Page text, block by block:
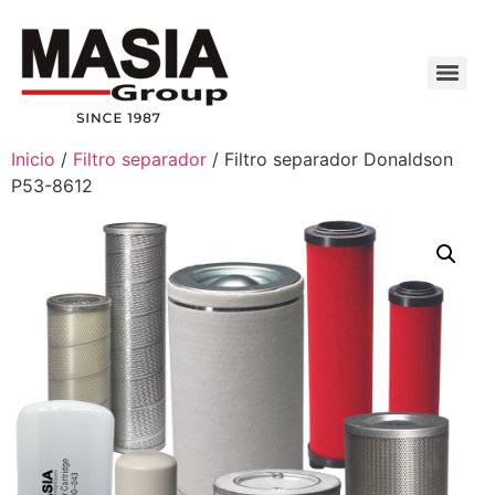
Inicio / Filtro separador / Filtro separador Donaldson
P53-8612